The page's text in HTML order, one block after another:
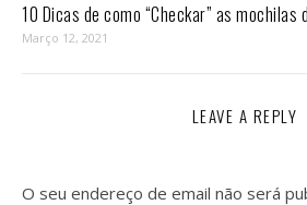
10 Dicas de como “Checkar” as mochilas
Março 12, 2021
LEAVE A REPLY
O seu endereço de email não será